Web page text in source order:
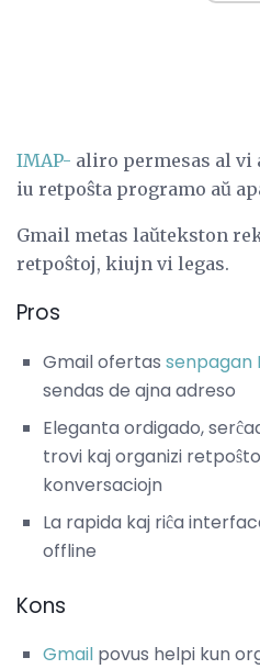
IMAP- aliro permesas al
iu retpoŝta programo aŭ
Gmail metas laŭtekston
retpoŝtoj, kiujn vi legas.
Pros
Gmail ofertas senpagan
sendas de ajna adreso
Eleganta ordigado,
trovi kaj organizi
konversaciojn
La rapida kaj riĉa
offline
Kons
Gmail povus helpi kun